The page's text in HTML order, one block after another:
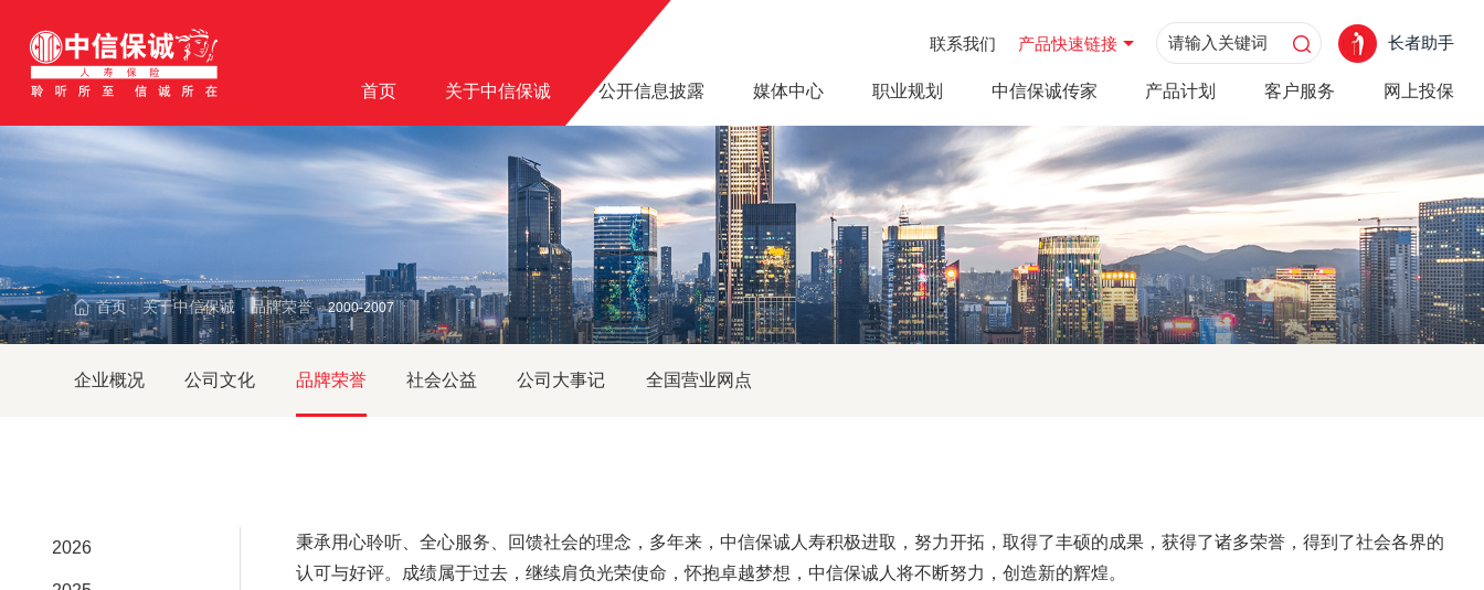
联系我们 产品快速链接 长者助手
首页 关于中信保诚 公开信息披露 媒体中心 职业规划 中信保诚传家 产品计划 客户服务 网上投保
首页 · 关于中信保诚 · 品牌荣誉 · 2000-2007
企业概况 公司文化 品牌荣誉 社会公益 公司大事记 全国营业网点
2026
秉承用心聆听、全心服务、回馈社会的理念，多年来，中信保诚人寿积极进取，努力开拓，取得了丰硕的成果，获得了诸多荣誉，得到了社会各界的
认可与好评。成绩属于过去，继续肩负光荣使命，怀抱卓越梦想，中信保诚人将不断努力，创造新的辉煌。